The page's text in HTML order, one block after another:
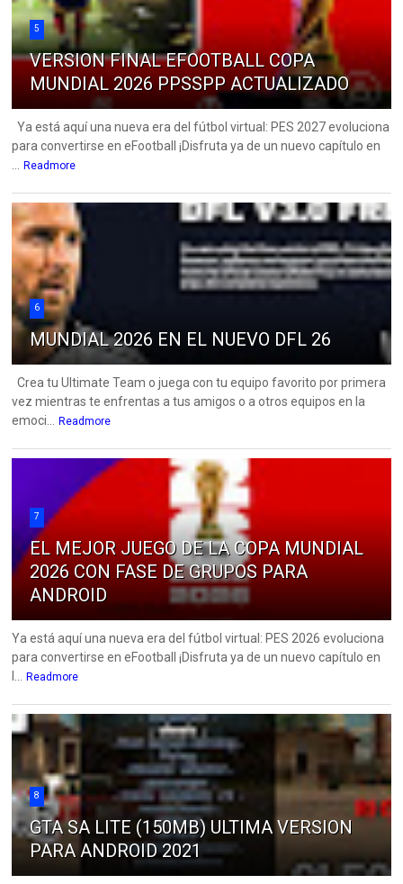
5
VERSION FINAL EFOOTBALL COPA
MUNDIAL 2026 PPSSPP ACTUALIZADO
Ya está aquí una nueva era del fútbol virtual: PES 2027 evoluciona
para convertirse en eFootball ¡Disfruta ya de un nuevo capítulo en
... Readmore
6
MUNDIAL 2026 EN EL NUEVO DFL 26
Crea tu Ultimate Team o juega con tu equipo favorito por primera
vez mientras te enfrentas a tus amigos o a otros equipos en la
emoci... Readmore
7
EL MEJOR JUEGO DE LA COPA MUNDIAL
2026 CON FASE DE GRUPOS PARA
ANDROID
Ya está aquí una nueva era del fútbol virtual: PES 2026 evoluciona
para convertirse en eFootball ¡Disfruta ya de un nuevo capítulo en
l... Readmore
8
GTA SA LITE (150MB) ULTIMA VERSION
PARA ANDROID 2021